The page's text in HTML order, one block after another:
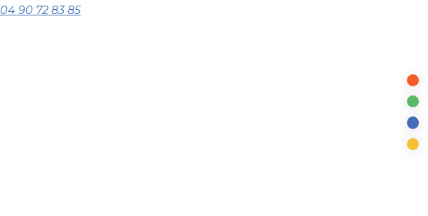
04 90 72 83 85